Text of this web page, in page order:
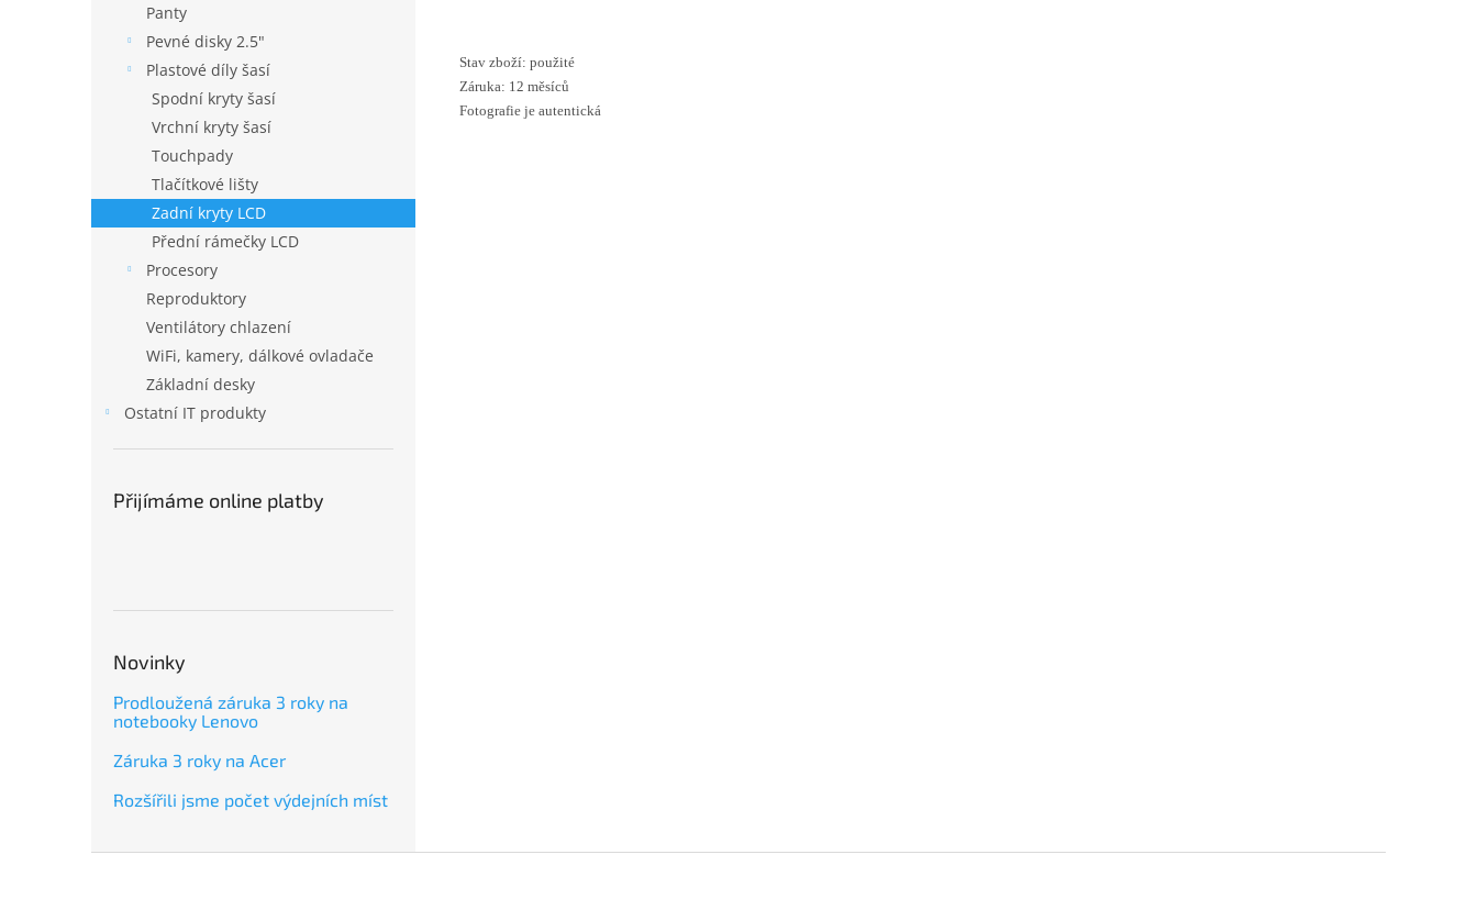
Panty
Pevné disky 2.5"
Plastové díly šasí
Spodní kryty šasí
Vrchní kryty šasí
Touchpady
Tlačítkové lišty
Zadní kryty LCD
Přední rámečky LCD
Procesory
Reproduktory
Ventilátory chlazení
WiFi, kamery, dálkové ovladače
Základní desky
Ostatní IT produkty
Přijímáme online platby
Novinky
Prodloužená záruka 3 roky na
notebooky Lenovo
Záruka 3 roky na Acer
Rozšířili jsme počet výdejních míst
Stav zboží: použité
Záruka: 12 měsíců
Fotografie je autentická